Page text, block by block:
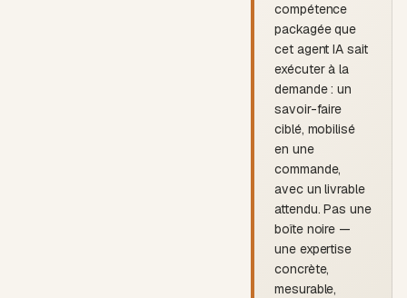
compétence
packagée que
cet agent IA sait
exécuter à la
demande : un
savoir-faire
ciblé, mobilisé
en une
commande,
avec un livrable
attendu. Pas une
boîte noire —
une expertise
concrète,
mesurable,